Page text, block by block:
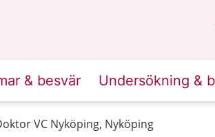
& besvär Undersökning &
VC Nyköping, Nyköping